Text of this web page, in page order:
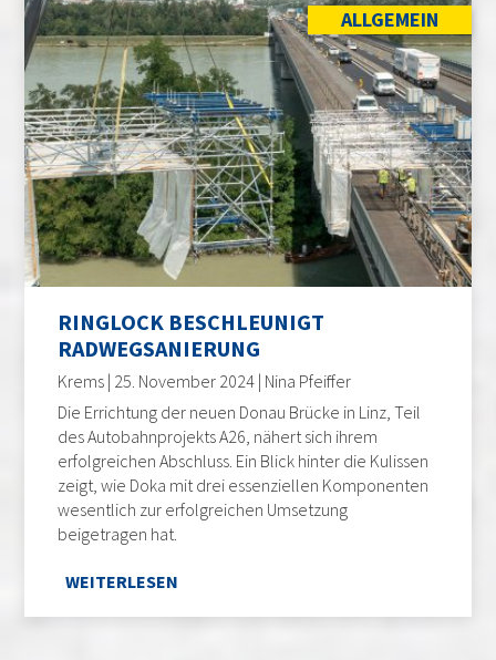
ALLGEMEIN
RINGLOCK BESCHLEUNIGT
RADWEGSANIERUNG
Krems | 25. November 2024 | Nina Pfeiffer
Die Errichtung der neuen Donau Brücke in Linz, Teil
des Autobahnprojekts A26, nähert sich ihrem
erfolgreichen Abschluss. Ein Blick hinter die Kulissen
zeigt, wie Doka mit drei essenziellen Komponenten
wesentlich zur erfolgreichen Umsetzung
beigetragen hat.
WEITERLESEN